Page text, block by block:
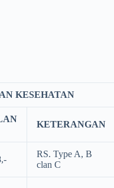
KESEHATAN
KETERANGAN
RS. Type A, B
clan C